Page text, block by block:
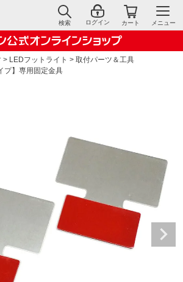
検索 ログイン カート メニュー
LEDフットライト
取付パーツ＆工具
プ】専用固定金具